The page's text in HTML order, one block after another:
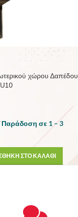
χώρου Δαπέδου
Παράδοση σε 1 – 3
ΣΤΟ ΚΑΛΑΘΙ